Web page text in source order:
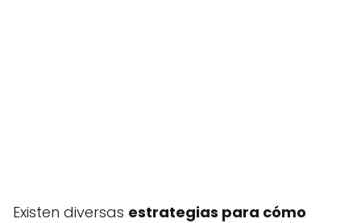
Existen diversas estrategias para cómo